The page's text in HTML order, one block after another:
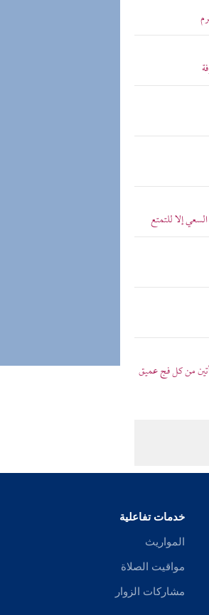
إلا للتمتع
من كل فج عميق
خدمات تفاعلية
المواريث
مواقيت الصلاة
مشاركات الزوار